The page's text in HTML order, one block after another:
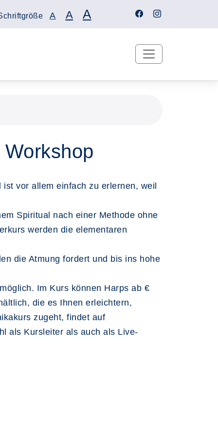
A A A
vor allem einfach zu erlernen, weil
Spiritual nach einer Methode ohne
werden die elementaren
die Atmung fordert und bis ins hohe
Im Kurs können Harps ab €
die es Ihnen erleichtern,
zugeht, findet auf
als Kursleiter als auch als Live-